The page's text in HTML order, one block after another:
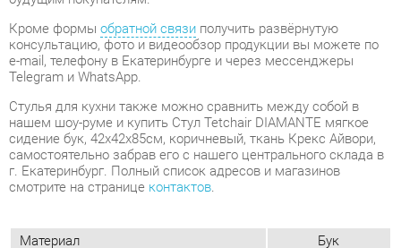
Стулья для кухни также можно сравнить между собой в
нашем шоу-руме и купить Стул Tetchair DIAMANTE мягкое
сидение бук, 42x42x85см, коричневый, ткань Крекс Айвори,
самостоятельно забрав его с нашего центрального склада в
г. Екатеринбург. Полный список адресов и магазинов
смотрите на странице
Материал Бук
Цвет Ткань крекс
айвори
Ширина, мм
420